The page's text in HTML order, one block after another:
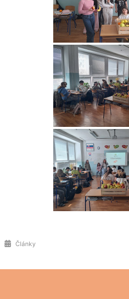
Články